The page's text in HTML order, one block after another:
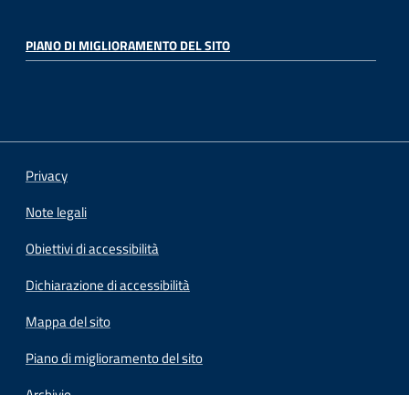
PIANO DI MIGLIORAMENTO DEL SITO
Privacy
Note legali
Obiettivi di accessibilità
Dichiarazione di accessibilità
Mappa del sito
Piano di miglioramento del sito